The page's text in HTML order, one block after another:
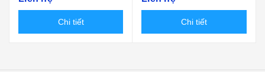
Chi tiết Chi tiết